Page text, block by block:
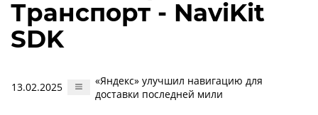
Транспорт - NaviKit
SDK
13.02.2025
«Яндекс» улучшил навигацию для
доставки последней мили